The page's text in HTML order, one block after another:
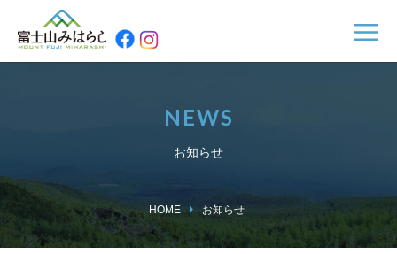
NEWS
お知らせ
HOME お知らせ